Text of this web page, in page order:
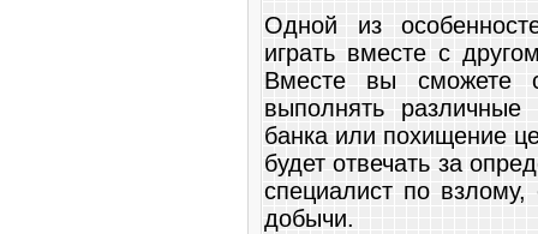
Одной из
играть вместе с
Вместе вы сможете
выполнять различные
банка или похищение
будет отвечать за
специалист по
добычи.